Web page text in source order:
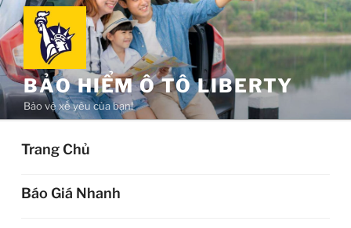
Chuyển
đến
phần
nội
dungBẢO HIỂM Ô TÔ LIBERTY
Bảo vệ xế yêu của bạn!
Trang Chủ
Báo Giá Nhanh